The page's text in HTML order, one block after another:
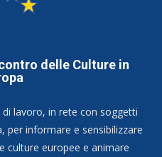
delle Culture in
di lavoro, in rete con soggetti
per informare e sensibilizzare
culture europee e animare